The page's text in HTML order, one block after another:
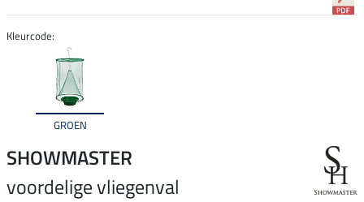
Kleurcode:
GROEN
SHOWMASTER
voordelige vliegenval